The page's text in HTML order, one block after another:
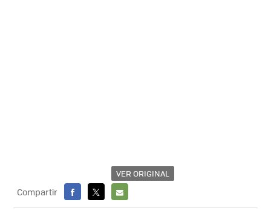
VER ORIGINAL
Compartir
FACEBOOK
X
E-